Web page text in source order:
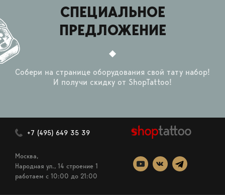
СПЕЦИАЛЬНОЕ
ПРЕДЛОЖЕНИЕ
Собери на странице оборудования свой тату набор!
И получи скидку от ShopTattoo!
+7 (495) 649 35 39
Москва,
Народная ул., 14 строение 1
работаем c 10:00 до 21:00